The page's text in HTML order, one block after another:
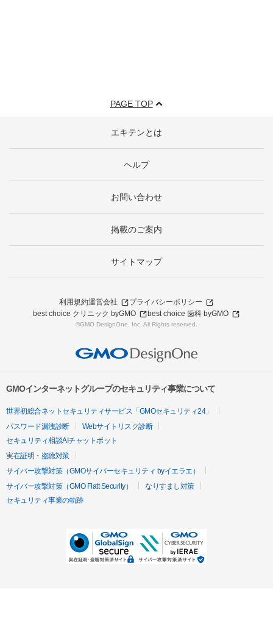
PAGE TOP
エキテンとは
ヘルプ
お問い合わせ
掲載のご案内
サイトマップ
利用規約運営会社
プライバシーポリシー
best choice クリニック byGMO
best choice 歯科 byGMO
©GMO DesignOne, Inc. All Rights reserved.
GMOインターネットグループのセキュリティ事業について
世界初総合ネットセキュリティサービス「GMOセキュリティ24」
パスワード漏洩診断
Webサイトリスク診断
セキュリティ相談AIチャットボット
実在証明・盗聴対策
サイバー攻撃対策（GMOサイバーセキュリティ byイエラエ）
サイバー攻撃対策（GMO Flatt Security）
なりすまし対策
セキュリティ事業の軌跡